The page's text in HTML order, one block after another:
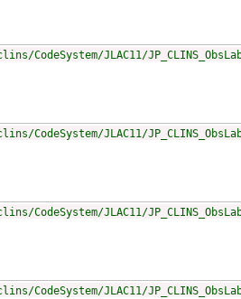
JLAC11/
JLAC11/
JLAC11/
JLAC11/